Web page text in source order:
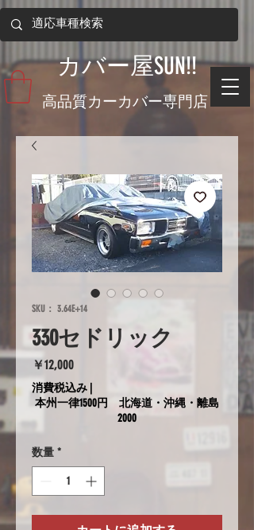
​高品質カーカバー専門店
​カバー屋SUN!!
SKU： 3.64E+14
330セドリック
￥12,000価
格
消費税込み
本州一律1500円 北海道・沖縄・離島
2000
数量 *